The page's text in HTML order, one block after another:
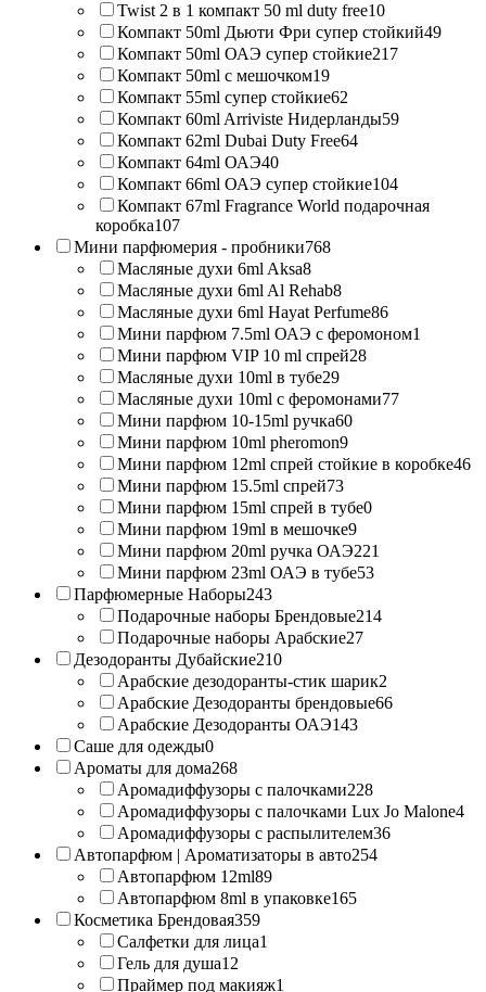
Twist 2 в 1 компакт 50 ml duty free10
Компакт 50ml Дьюти Фри супер стойкий49
Компакт 50ml ОАЭ супер стойкие217
Компакт 50ml с мешочком19
Компакт 55ml супер стойкие62
Компакт 60ml Arriviste Нидерланды59
Компакт 62ml Dubai Duty Free64
Компакт 64ml ОАЭ40
Компакт 66ml ОАЭ супер стойкие104
Компакт 67ml Fragrance World подарочная
коробка107
Мини парфюмерия - пробники768
Масляные духи 6ml Aksa8
Масляные духи 6ml Al Rehab8
Масляные духи 6ml Hayat Perfume86
Мини парфюм 7.5ml ОАЭ с феромоном1
Мини парфюм VIP 10 ml спрей28
Масляные духи 10ml в тубе29
Масляные духи 10ml с феромонами77
Мини парфюм 10-15ml ручка60
Мини парфюм 10ml pheromon9
Мини парфюм 12ml спрей стойкие в коробке46
Мини парфюм 15.5ml спрей73
Мини парфюм 15ml спрей в тубе0
Мини парфюм 19ml в мешочке9
Мини парфюм 20ml ручка ОАЭ221
Мини парфюм 23ml ОАЭ в тубе53
Парфюмерные Наборы243
Подарочные наборы Брендовые214
Подарочные наборы Арабские27
Дезодоранты Дубайские210
Арабские дезодоранты-стик шарик2
Арабские Дезодоранты брендовые66
Арабские Дезодоранты ОАЭ143
Саше для одежды0
Ароматы для дома268
Аромадиффузоры с палочками228
Аромадиффузоры с палочками Lux Jo Malone4
Аромадиффузоры с распылителем36
Автопарфюм | Ароматизаторы в авто254
Автопарфюм 12ml89
Автопарфюм 8ml в упаковке165
Косметика Брендовая359
Салфетки для лица1
Гель для душа12
Праймер под макияж1